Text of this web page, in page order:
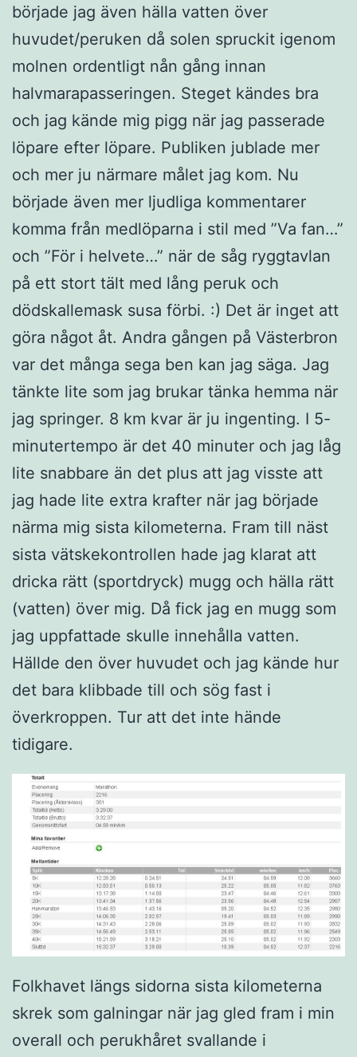
började jag även hälla vatten över
huvudet/peruken då solen spruckit igenom
molnen ordentligt nån gång innan
halvmarapasseringen. Steget kändes bra
och jag kände mig pigg när jag passerade
löpare efter löpare. Publiken jublade mer
och mer ju närmare målet jag kom. Nu
började även mer ljudliga kommentarer
komma från medlöparna i stil med ”Va fan…”
och ”För i helvete…” när de såg ryggtavlan
på ett stort tält med lång peruk och
dödskallemask susa förbi. :) Det är inget att
göra något åt. Andra gången på Västerbron
var det många sega ben kan jag säga. Jag
tänkte lite som jag brukar tänka hemma när
jag springer. 8 km kvar är ju ingenting. I 5-
minutertempo är det 40 minuter och jag låg
lite snabbare än det plus att jag visste att
jag hade lite extra krafter när jag började
närma mig sista kilometerna. Fram till näst
sista vätskekontrollen hade jag klarat att
dricka rätt (sportdryck) mugg och hälla rätt
(vatten) över mig. Då fick jag en mugg som
jag uppfattade skulle innehålla vatten.
Hällde den över huvudet och jag kände hur
det bara klibbade till och sög fast i
överkroppen. Tur att det inte hände
tidigare.
Folkhavet längs sidorna sista kilometerna
skrek som galningar när jag gled fram i min
overall och perukhåret svallande i